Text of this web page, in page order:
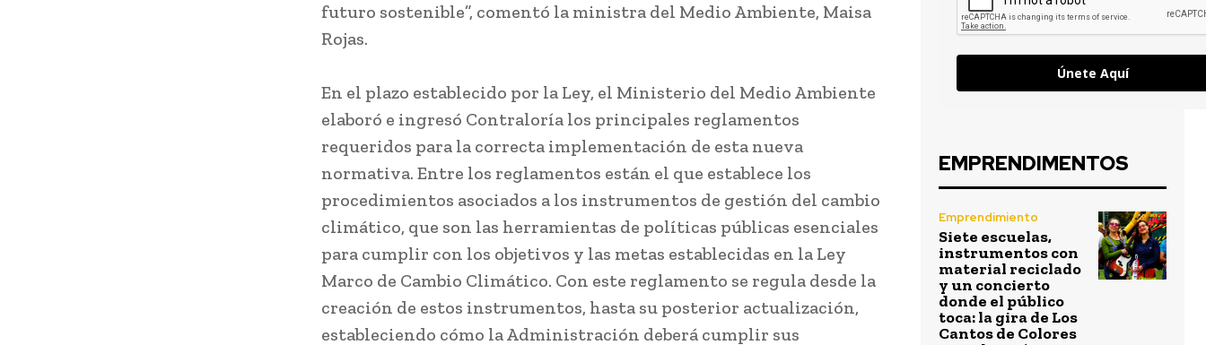
futuro sostenible”, comentó la ministra del Medio Ambiente, Maisa
Rojas.
En el plazo establecido por la Ley, el Ministerio del Medio Ambiente
elaboró e ingresó Contraloría los principales reglamentos
requeridos para la correcta implementación de esta nueva
normativa. Entre los reglamentos están el que establece los
procedimientos asociados a los instrumentos de gestión del cambio
climático, que son las herramientas de políticas públicas esenciales
para cumplir con los objetivos y las metas establecidas en la Ley
Marco de Cambio Climático. Con este reglamento se regula desde la
creación de estos instrumentos, hasta su posterior actualización,
estableciendo cómo la Administración deberá cumplir sus
Únete Aquí
EMPRENDIMENTOS
Emprendimiento
Siete escuelas,
instrumentos con
material reciclado
y un concierto
donde el público
toca: la gira de Los
Cantos de Colores